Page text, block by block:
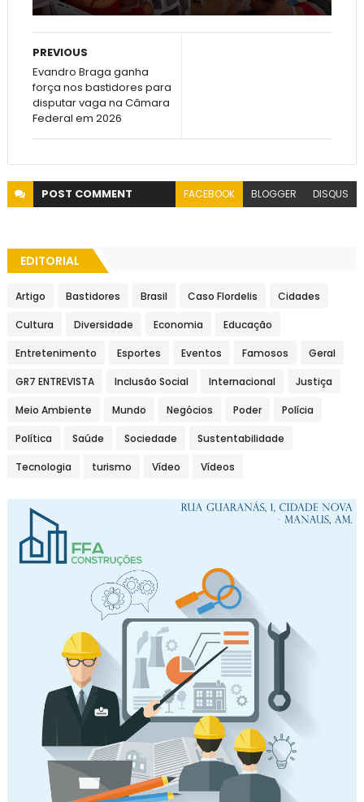
PREVIOUS
Evandro Braga ganha
força nos bastidores para
disputar vaga na Câmara
Federal em 2026
POST COMMENT FACEBOOK BLOGGER DISQUS
EDITORIAL
Artigo Bastidores Brasil Caso Flordelis Cidades
Cultura Diversidade Economia Educação
Entretenimento Esportes Eventos Famosos Geral
GR7 ENTREVISTA Inclusão Social Internacional Justiça
Meio Ambiente Mundo Negócios Poder Polícia
Política Saúde Sociedade Sustentabilidade
Tecnologia turismo Vídeo Vídeos